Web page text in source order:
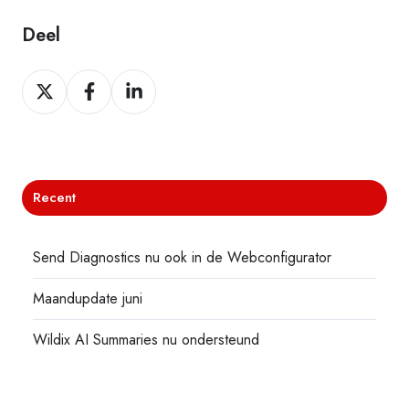
Deel
Deel Deel Deel
Recent
Send Diagnostics nu ook in de Webconfigurator
Maandupdate juni
Wildix AI Summaries nu ondersteund